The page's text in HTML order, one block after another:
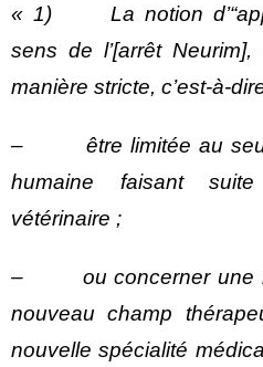
« 1) La notion
sens de l’[arrêt Neurim],
manière stricte, c’est-à-
– être limitée au seul
humaine faisant
vétérinaire ;
– ou concerner une
nouveau champ
nouvelle spécialité